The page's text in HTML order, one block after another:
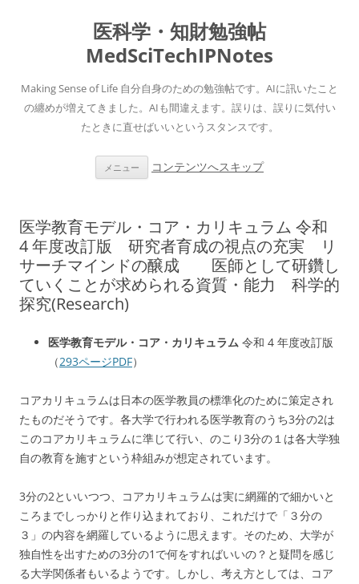
医科学・知財勉強帖
MedSciTechIPNotes
Making Sense of Life 自分自身のための勉強帖です。AIに訊いたこと
の纏めが増えてきました。AIも間違えます。誤りは、誤りに気付い
たときに直せばいいというスタンスです。
メニュー コンテンツへスキップ
医学教育モデル・コア・カリキュラム 令和
4 年度改訂版 研究者育成の視点の充実 リ
サーチマインドの醸成 医師として研鑽し
ていくことが求められる資質・能力 科学的
探究(Research)
医学教育モデル・コア・カリキュラム 令和 4 年度改訂版
（293ページPDF）
コアカリキュラムは日本の医学教員の標準化のために策定され
たものだそうです。各大学で行われる医学教育のうち3分の2は
このコアカリキュラムに準じて行い、のこり3分の１は各大学独
自の教育を施すという枠組みが想定されています。
3分の2といいつつ、コアカリキュラムは実に網羅的で細かいと
ころまでしっかりと作り込まれており、これだけで「３分の
３」の内容を網羅しているように思えます。そのため、大学が
独自性を出すための3分の1で何をすればいいの？と疑問を感じ
る大学関係者もいるようです。しかし、考え方としては、コア